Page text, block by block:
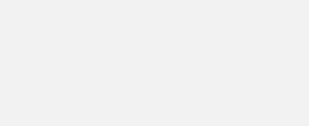
aspektus.
citu un aizbēgusi no
svinību vietu atvest arī to,
līgavainis Kornels ir